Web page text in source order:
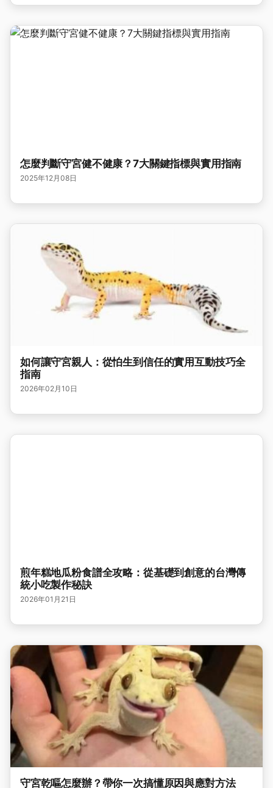
怎麼判斷守宮健不健康？7大關鍵指標與實用指南
2025年12月08日
如何讓守宮親人：從怕生到信任的實用互動技巧全
指南
2026年02月10日
煎年糕地瓜粉食譜全攻略：從基礎到創意的台灣傳
統小吃製作秘訣
2026年01月21日
守宮乾嘔怎麼辦？帶你一次搞懂原因與應對方法